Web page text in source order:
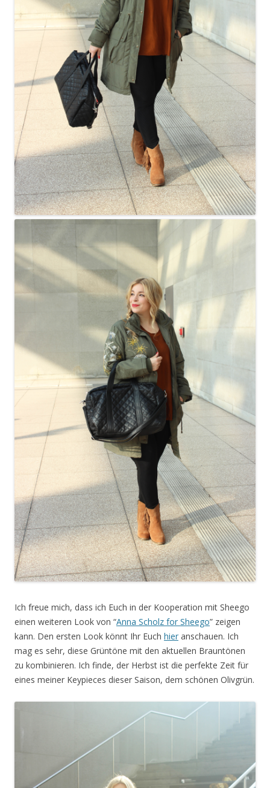
Ich freue mich, dass ich Euch in der Kooperation mit Sheego
einen weiteren Look von “Anna Scholz for Sheego” zeigen
kann. Den ersten Look könnt Ihr Euch hier anschauen. Ich
mag es sehr, diese Grüntöne mit den aktuellen Brauntönen
zu kombinieren. Ich finde, der Herbst ist die perfekte Zeit für
eines meiner Keypieces dieser Saison, dem schönen Olivgrün.